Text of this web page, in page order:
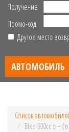
Получение
Промо-код
Другое место
АВТОМОБИЛЬ
Список
Bike 900cc o +